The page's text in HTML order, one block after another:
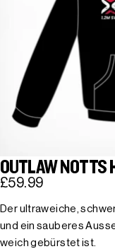
OUTLAW NOTTS
£59.99
Der ultraweiche,
und ein sauberes
weich gebürstet ist.